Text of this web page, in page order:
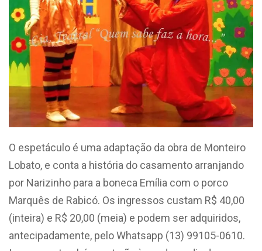
O espetáculo é uma adaptação da obra de Monteiro
Lobato, e conta a história do casamento arranjando
por Narizinho para a boneca Emília com o porco
Marquês de Rabicó. Os ingressos custam R$ 40,00
(inteira) e R$ 20,00 (meia) e podem ser adquiridos,
antecipadamente, pelo Whatsapp (13) 99105-0610.